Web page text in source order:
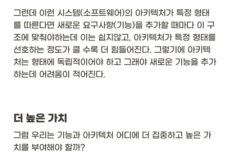
그런데 이런 시스템(소프트웨어)의 아키텍처가 특정 형태
를 따른다면 새로운 요구사항(기능)을 추가할 때마다 이 구
조에 맞춰야하는데 이는 쉽지않고, 아키텍처가 특정 형태를
선호하는 정도가 클 수록 더 힘들어진다. 그렇기에 아키텍
처는 형태에 독립적이어야 하고 그래야 새로운 기능을 추가
하는데 어려움이 적어진다.
더 높은 가치
그럼 우리는 기능과 아키텍처 어디에 더 집중하고 높은 가
치를 부여해야 할까?